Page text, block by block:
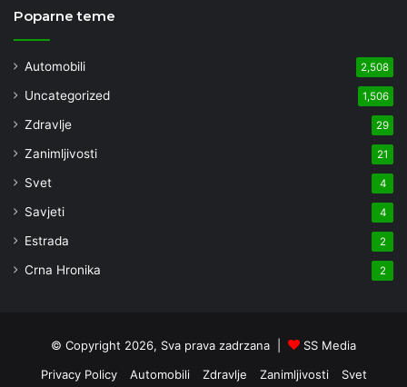
Poparne teme
Automobili 2,508
Uncategorized 1,506
Zdravlje 29
Zanimljivosti 21
Svet 4
Savjeti 4
Estrada 2
Crna Hronika 2
© Copyright 2026, Sva prava zadrzana |
SS Media
Privacy Policy
Automobili Zdravlje Zanimljivosti Svet